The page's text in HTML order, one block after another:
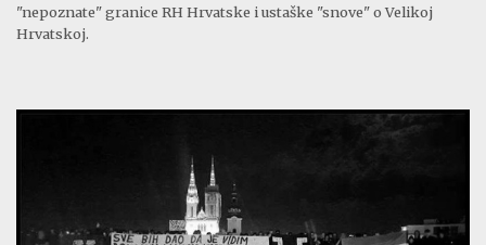
"nepoznate" granice RH Hrvatske i ustaške "snove" o Velikoj
Hrvatskoj.